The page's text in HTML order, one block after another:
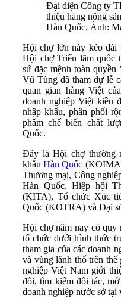
Đại diện Công ty
thiệu hàng nông
Hàn Quốc. Ảnh:
Hội chợ lớn này kéo dài
Hội chợ Triển lãm quốc
sứ đặc mệnh toàn
Vũ Tùng đã tham dự lễ
quan gian hàng Việt
doanh nghiệp Việt kiều
nhập khẩu, phân phối
phẩm chế biến chất
Quốc.
Đây là Hội chợ thường
khẩuHàn Quốc
Thương mại, Công
Hàn Quốc, Hiệp hội
(KITA), Tổ chức Xúc
Quốc (KOTRA) và Đại
Hội chợ năm nay có quy
tổ chức dưới hình thức
tham gia của các doanh
và vùng lãnh thổ trên
nghiệp Việt Nam giới
đổi, tìm kiếm đối tác,
doanh nghiệp nước sở tại